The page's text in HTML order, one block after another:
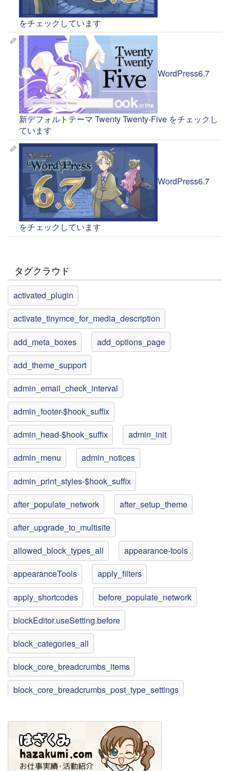
をチェックしています
WordPress6.7
新デフォルトテーマ Twenty Twenty-Five をチェックし
ています
WordPress6.7
をチェックしています
タグクラウド
activated_plugin
activate_tinymce_for_media_description
add_meta_boxes
add_options_page
add_theme_support
admin_email_check_interval
admin_footer-$hook_suffix
admin_head-$hook_suffix
admin_init
admin_menu
admin_notices
admin_print_styles-$hook_suffix
after_populate_network
after_setup_theme
after_upgrade_to_multisite
allowed_block_types_all
appearance-tools
appearanceTools
apply_filters
apply_shortcodes
before_populate_network
blockEditor.useSetting.before
block_categories_all
block_core_breadcrumbs_items
block_core_breadcrumbs_post_type_settings
block_core_navigation_render_inner_blocks
block_core_social_link_get_services